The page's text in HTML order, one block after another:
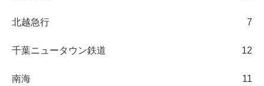
北越急行 7
千葉ニュータウン鉄道 12
南海 11